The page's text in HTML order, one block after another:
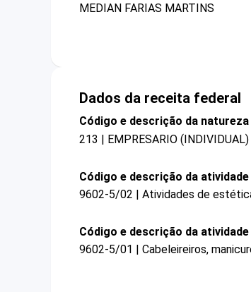
MEDIAN FARIAS MARTINS
Dados da receita federal
Código e descrição da
213 | EMPRESARIO (INDIVIDUAL)
Código e descrição da
9602-5/02 | Atividades de
Código e descrição da
9602-5/01 | Cabeleireiros,